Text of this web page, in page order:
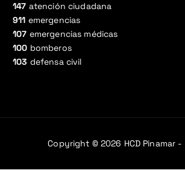
147 atención ciudadana
911 emergencias
107 emergencias médicas
100 bomberos
103 defensa civil
Copyright © 2026 HCD Pinamar -